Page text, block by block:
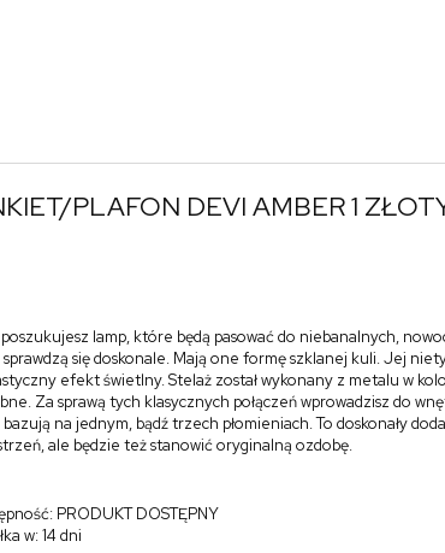
PLAFON DEVI AMBER 1
lamp, które będą pasować do niebanalnych,
sprawdzą się doskonale. Mają one formę szklanej kuli. Jej
efekt świetlny. Stelaż został wykonany z metalu w
Za sprawą tych klasycznych połączeń wprowadzisz do
bazują na jednym, bądź trzech płomieniach. To doskonały
ale będzie też stanowić oryginalną ozdobę.
PRODUKT DOSTĘPNY
w:14 dni